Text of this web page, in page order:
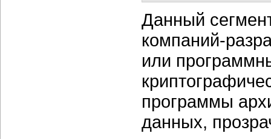
Данный
компаний-
или
программы
данных,